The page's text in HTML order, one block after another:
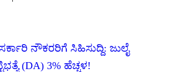
ಸರ್ಕಾರಿ ನೌಕರರಿಗೆ ಸಿಹಿಸುದ್ದಿ: ಜುಲೈ
(DA) 3% ಹೆಚ್ಚಳ!